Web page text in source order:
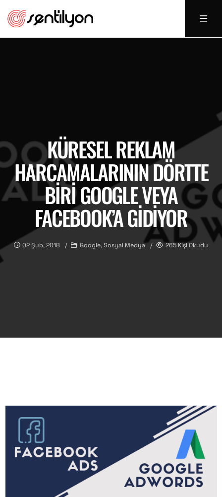
KÜRESEL REKLAM
HARCAMALARININ DÖRTTE
BIRI GOOGLE VEYA
FACEBOOK’A GIDIYOR
02 Şub, 2018 Google, Sosyal Medya 265 Kişi Okudu